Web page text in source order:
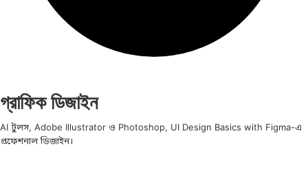
গ্রাফিক ডিজাইন
AI টুলস, Adobe Illustrator ও Photoshop, UI Design Basics with Figma-এ
প্রফেশনাল ডিজাইন।